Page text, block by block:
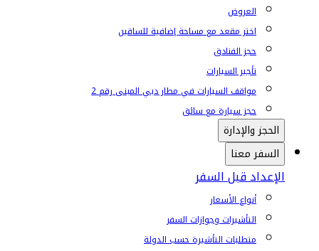
العروض
اختر مقعد مع مساحة إضافية للساقين
حجز الفنادق
تأجير السيارات
مواقف السيارات في مطار دبي المبنى رقم 2
حجز سيارة مع سائق
الحجز والإدارة
السفر معنا
الإعداد قبل السفر
أنواع الأسعار
التأشيرات وجوازات السفر
متطلبات التأشيرة حسب الدولة